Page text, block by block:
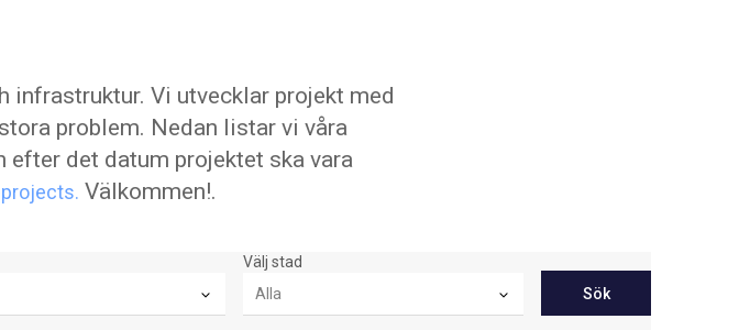
infrastruktur. Vi utvecklar projekt med
problem. Nedan listar vi våra
efter det datum projektet ska vara
Välkommen!.
Välj stad
Sök